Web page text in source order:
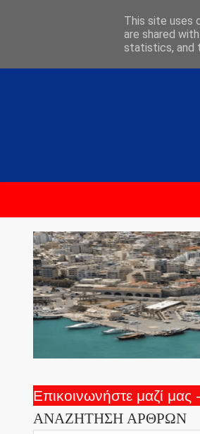
Επικοινωνήστε μαζί
ΑΝΑΖΗΤΗΣΗ ΑΡΘΡΩΝ
This site uses
are shared
statistics, and